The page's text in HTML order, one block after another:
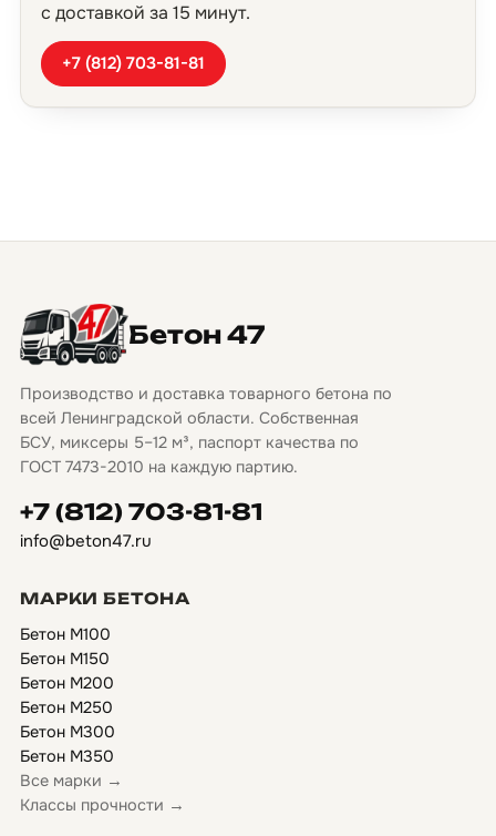
с доставкой за 15 минут.
+7 (812) 703-81-81
Бетон 47
Производство и доставка товарного бетона по
всей Ленинградской области. Собственная
БСУ, миксеры 5–12 м³, паспорт качества по
ГОСТ 7473-2010 на каждую партию.
+7 (812) 703-81-81
info@beton47.ru
МАРКИ БЕТОНА
Бетон М100
Бетон М150
Бетон М200
Бетон М250
Бетон М300
Бетон М350
Все марки →
Классы прочности →